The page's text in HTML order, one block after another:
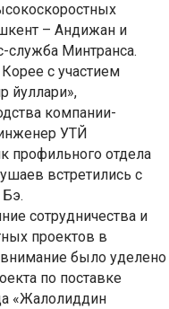
– Андижан и
служба Минтранса.
с участием
йуллари»,
компании-
УТЙ
профильного отдела
встретились с
сотрудничества и
проектов в
было уделено
по поставке
«Жалолиддин